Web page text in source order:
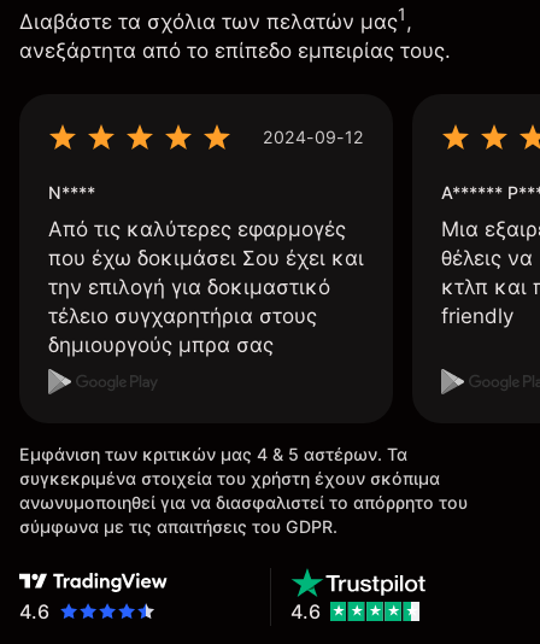
Διαβάστε τα σχόλια των πελατών μας1,
ανεξάρτητα από το επίπεδο εμπειρίας τους.
2024-09-12
N****
Από τις καλύτερες εφαρμογές
που έχω δοκιμάσει Σου έχει και
την επιλογή για δοκιμαστικό
τέλειο συγχαρητήρια στους
δημιουργούς μπρα σας
A******
Μια
θέλεις
κτλπ και
friendly
Εμφάνιση των κριτικών μας 4 & 5 αστέρων. Τα
συγκεκριμένα στοιχεία του χρήστη έχουν σκόπιμα
ανωνυμοποιηθεί για να διασφαλιστεί το απόρρητο του
σύμφωνα με τις απαιτήσεις του GDPR.
4.6 4.6